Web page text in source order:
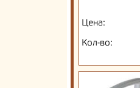
Цена:
Кол-во: